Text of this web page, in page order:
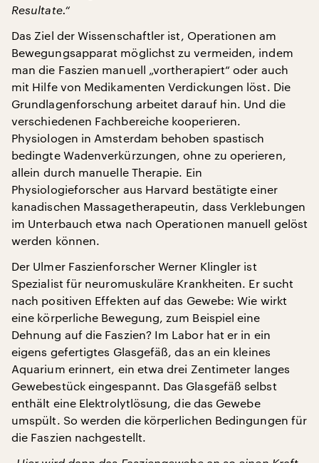
Resultate.“
Das Ziel der Wissenschaftler ist, Operationen am
Bewegungsapparat möglichst zu vermeiden, indem
man die Faszien manuell „vortherapiert“ oder auch
mit Hilfe von Medikamenten Verdickungen löst. Die
Grundlagenforschung arbeitet darauf hin. Und die
verschiedenen Fachbereiche kooperieren.
Physiologen in Amsterdam behoben spastisch
bedingte Wadenverkürzungen, ohne zu operieren,
allein durch manuelle Therapie. Ein
Physiologieforscher aus Harvard bestätigte einer
kanadischen Massagetherapeutin, dass Verklebungen
im Unterbauch etwa nach Operationen manuell gelöst
werden können.
Der Ulmer Faszienforscher Werner Klingler ist
Spezialist für neuromuskuläre Krankheiten. Er sucht
nach positiven Effekten auf das Gewebe: Wie wirkt
eine körperliche Bewegung, zum Beispiel eine
Dehnung auf die Faszien? Im Labor hat er in ein
eigens gefertigtes Glasgefäß, das an ein kleines
Aquarium erinnert, ein etwa drei Zentimeter langes
Gewebestück eingespannt. Das Glasgefäß selbst
enthält eine Elektrolytlösung, die das Gewebe
umspült. So werden die körperlichen Bedingungen für
die Faszien nachgestellt.